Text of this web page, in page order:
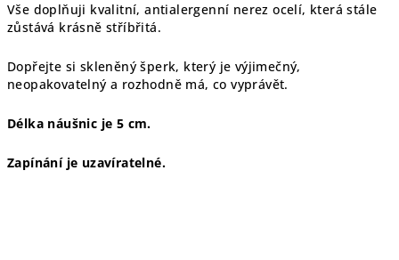
Vše doplňuji kvalitní, antialergenní nerez ocelí, která stále
zůstává krásně stříbřitá.
Dopřejte si skleněný šperk, který je výjimečný,
neopakovatelný a rozhodně má, co vyprávět.
Délka náušnic je 5 cm.
Zapínání je uzavíratelné.